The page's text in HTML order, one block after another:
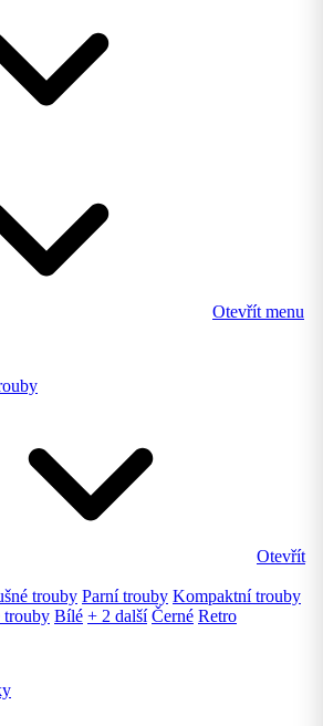
Otevřít menu
Otevřít
trouby Parní trouby Kompaktní trouby
trouby Bílé + 2 další Černé Retro